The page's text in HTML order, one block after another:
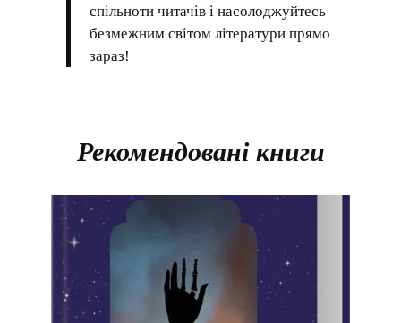
спільноти читачів і насолоджуйтесь
безмежним світом літератури прямо
зараз!
Рекомендовані книги